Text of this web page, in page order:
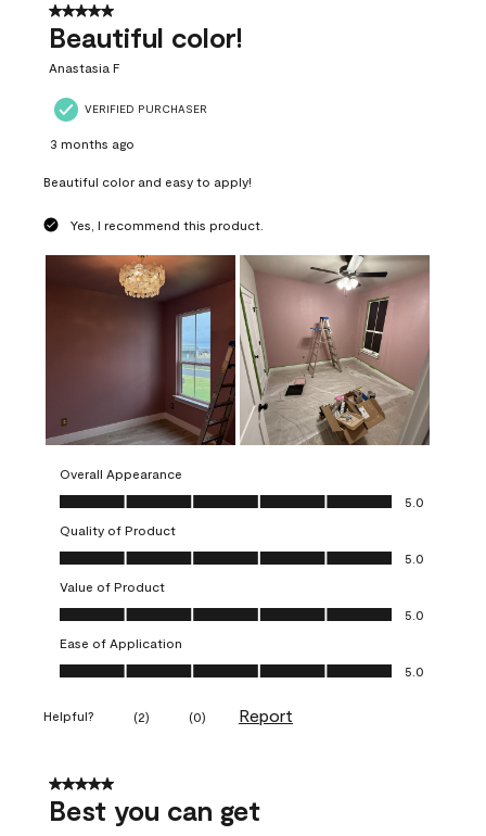
5 out of 5 stars.
Beautiful color!
Anastasia F
VERIFIED PURCHASER
3 months ago
Beautiful color and easy to apply!
Yes, I recommend this product.
Overall Appearance
Overall Appearance, 5.0 out of 5
5.0
Quality of Product
Quality of Product, 5.0 out of 5
5.0
Value of Product
Value of Product, 5.0 out of 5
5.0
Ease of Application
Ease of Application, 5.0 out of 5
5.0
Helpful? (2) (0) Report
5 out of 5 stars.
Best you can get